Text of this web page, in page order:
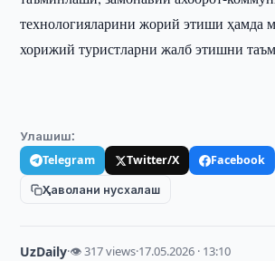
технологияларини жорий этиши ҳамда
хорижий туристларни жалб этишни
Улашиш:
Telegram Twitter/X
Facebook
Ҳаволани нусхалаш
UzDaily·👁 317 views·17.05.2026 · 13:10